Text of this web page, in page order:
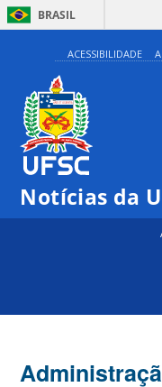
BRASIL
ACESSIBILIDADE
Notícias da